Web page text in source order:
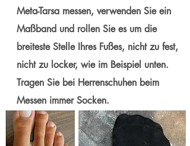
Meta-Tarsa messen, verwenden Sie ein
Maßband und rollen Sie es um die
breiteste Stelle Ihres Fußes, nicht zu fest,
nicht zu locker, wie im Beispiel unten.
Tragen Sie bei Herrenschuhen beim
Messen immer Socken.